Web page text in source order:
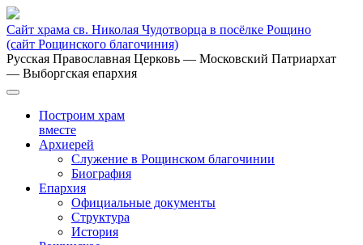
Сайт храма св. Николая Чудотворца в посёлке Рощино
(сайт Рощинского благочиния)
Русская Православная Церковь — Московский Патриархат
— Выборгская епархия
Построим храм
вместе
Архиерей
Служение в Рощинском благочинии
Биография
Епархия
Официальные документы
Структура
История